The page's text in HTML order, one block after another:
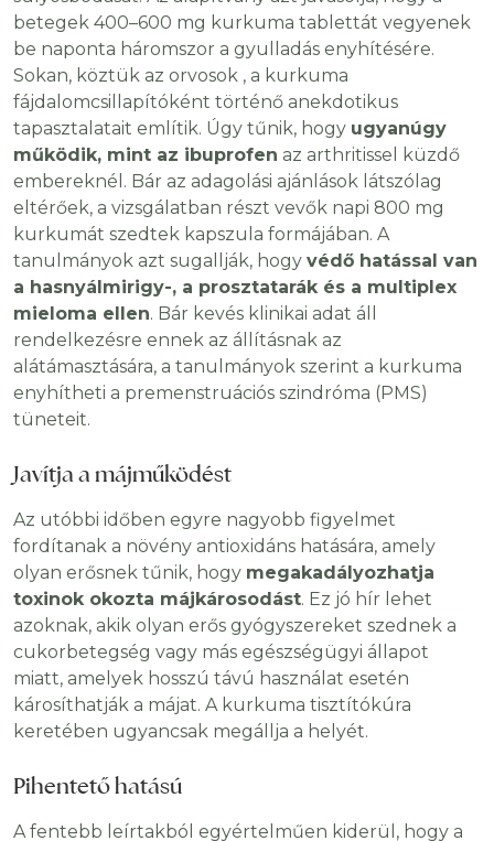
betegek 400–600 mg kurkuma tablettát vegyenek
be naponta háromszor a gyulladás enyhítésére.
Sokan, köztük az orvosok , a kurkuma
fájdalomcsillapítóként történő anekdotikus
tapasztalatait említik. Úgy tűnik, hogy ugyanúgy
működik, mint az ibuprofen az arthritissel küzdő
embereknél. Bár az adagolási ajánlások látszólag
eltérőek, a vizsgálatban részt vevők napi 800 mg
kurkumát szedtek kapszula formájában. A
tanulmányok azt sugallják, hogy védő hatással van
a hasnyálmirigy-, a prosztatarák és a multiplex
mieloma ellen. Bár kevés klinikai adat áll
rendelkezésre ennek az állításnak az
alátámasztására, a tanulmányok szerint a kurkuma
enyhítheti a premenstruációs szindróma (PMS)
tüneteit.
Javítja a májműködést
Az utóbbi időben egyre nagyobb figyelmet
fordítanak a növény antioxidáns hatására, amely
olyan erősnek tűnik, hogy megakadályozhatja
toxinok okozta májkárosodást. Ez jó hír lehet
azoknak, akik olyan erős gyógyszereket szednek a
cukorbetegség vagy más egészségügyi állapot
miatt, amelyek hosszú távú használat esetén
károsíthatják a májat. A kurkuma tisztítókúra
keretében ugyancsak megállja a helyét.
Pihentető hatású
A fentebb leírtakból egyértelműen kiderül, hogy a